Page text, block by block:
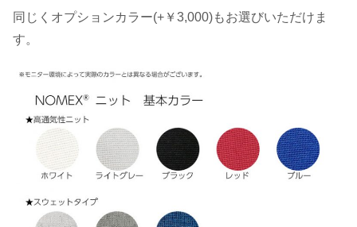
同じくオプションカラー(+￥3,000)もお選びいただけま
す。